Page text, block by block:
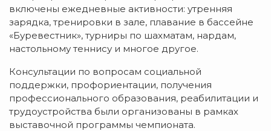
включены ежедневные активности: утренняя
зарядка, тренировки в зале, плавание в бассейне
«Буревестник», турниры по шахматам, нардам,
настольному теннису и многое другое.
Консультации по вопросам социальной
поддержки, профориентации, получения
профессионального образования, реабилитации и
трудоустройства были организованы в рамках
выставочной программы чемпионата.